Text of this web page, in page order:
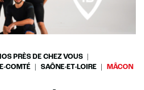
PRÈS DE CHEZ VOUS
COMTÉ
SAÔNE-ET-LOIRE MÂCON